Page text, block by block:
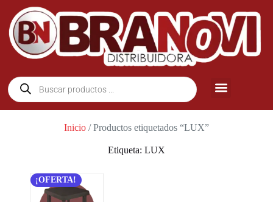
Inicio / Productos etiquetados “LUX”
Etiqueta: LUX
¡OFERTA!